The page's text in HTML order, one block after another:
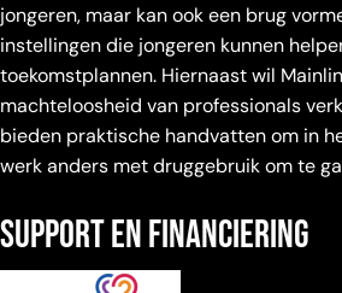
jongeren, maar kan ook een brug
instellingen die jongeren kunnen
toekomstplannen. Hiernaast wil
machteloosheid van professionals
bieden praktische handvatten om in
werk anders met druggebruik om te
Support en financiering